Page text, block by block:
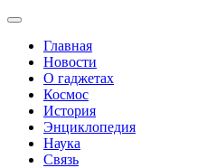
Главная
Новости
О гаджетах
Космос
История
Энциклопедия
Наука
Связь